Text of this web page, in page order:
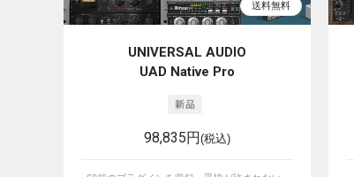
UNIVERSAL AUDIO
UAD Native Pro
98,835円(税込)